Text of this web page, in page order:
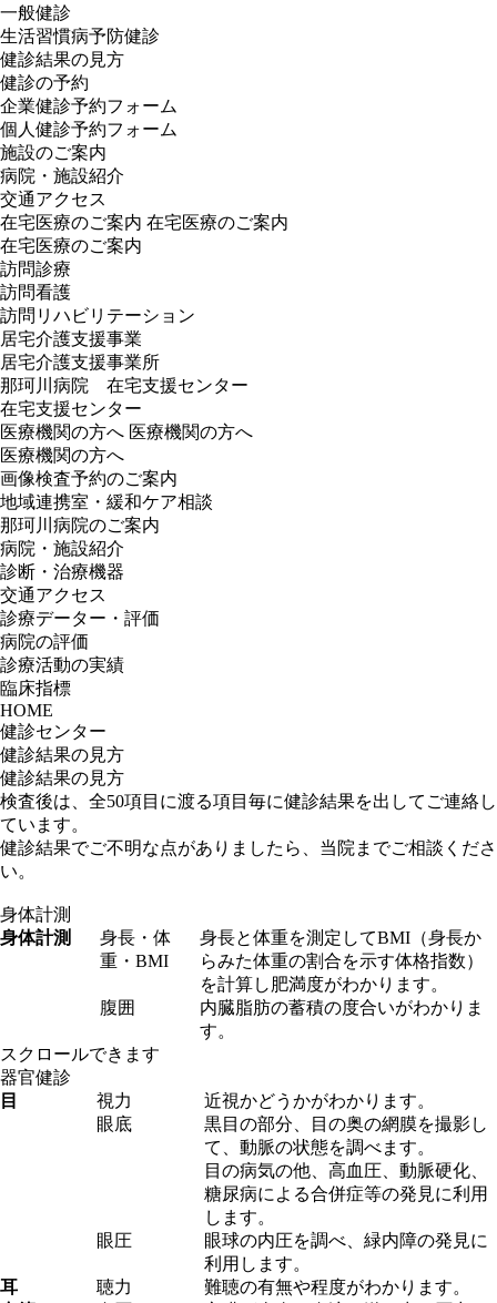
一般健診
生活習慣病予防健診
健診結果の見方
健診の予約
企業健診予約フォーム
個人健診予約フォーム
施設のご案内
病院・施設紹介
交通アクセス
在宅医療のご案内 在宅医療のご案内
在宅医療のご案内
訪問診療
訪問看護
訪問リハビリテーション
居宅介護支援事業
居宅介護支援事業所
那珂川病院 在宅支援センター
在宅支援センター
医療機関の方へ 医療機関の方へ
医療機関の方へ
画像検査予約のご案内
地域連携室・緩和ケア相談
那珂川病院のご案内
病院・施設紹介
診断・治療機器
交通アクセス
診療データー・評価
病院の評価
診療活動の実績
臨床指標
HOME
健診センター
健診結果の見方
健診結果の見方
検査後は、全50項目に渡る項目毎に健診結果を出してご連絡し
ています。
健診結果でご不明な点がありましたら、当院までご相談くださ
い。
身体計測
身体計測
身長・体
重・BMI
身長と体重を測定してBMI（身長か
らみた体重の割合を示す体格指数）
を計算し肥満度がわかります。
腹囲
内臓脂肪の蓄積の度合いがわかりま
す。
スクロールできます
器官健診
目
視力
近視かどうかがわかります。
眼底
黒目の部分、目の奥の網膜を撮影し
て、動脈の状態を調べます。
目の病気の他、高血圧、動脈硬化、
糖尿病による合併症等の発見に利用
します。
眼圧
眼球の内圧を調べ、緑内障の発見に
利用します。
耳
聴力
難聴の有無や程度がわかります。